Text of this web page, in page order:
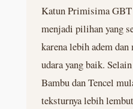
Katun Primisima
menjadi pilihan yang
karena lebih adem
udara yang baik.
Bambu dan Tencel
teksturnya lebih